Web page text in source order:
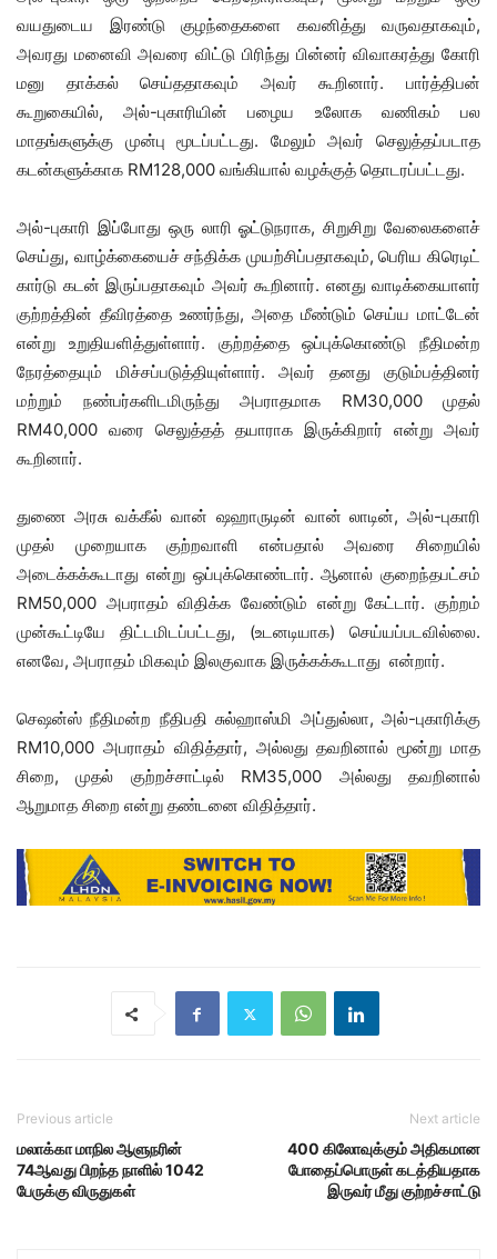
வயதுடைய இரண்டு குழந்தைகளை கவனித்து வருவதாகவும்,
அவரது மனைவி அவரை விட்டு பிரிந்து பின்னர் விவாகரத்து கோரி
மனு தாக்கல் செய்ததாகவும் அவர் கூறினார். பார்த்திபன்
கூறுகையில், அல்-புகாரியின் பழைய உலோக வணிகம் பல
மாதங்களுக்கு முன்பு மூடப்பட்டது. மேலும் அவர் செலுத்தப்படாத
கடன்களுக்காக RM128,000 வங்கியால் வழக்குத் தொடரப்பட்டது.
அல்-புகாரி இப்போது ஒரு லாரி ஓட்டுநராக, சிறுசிறு வேலைகளைச்
செய்து, வாழ்க்கையைச் சந்திக்க முயற்சிப்பதாகவும், பெரிய கிரெடிட்
கார்டு கடன் இருப்பதாகவும் அவர் கூறினார். எனது வாடிக்கையாளர்
குற்றத்தின் தீவிரத்தை உணர்ந்து, அதை மீண்டும் செய்ய மாட்டேன்
என்று உறுதியளித்துள்ளார். குற்றத்தை ஒப்புக்கொண்டு நீதிமன்ற
நேரத்தையும் மிச்சப்படுத்தியுள்ளார். அவர் தனது குடும்பத்தினர்
மற்றும் நண்பர்களிடமிருந்து அபராதமாக RM30,000 முதல்
RM40,000 வரை செலுத்தத் தயாராக இருக்கிறார் என்று அவர்
கூறினார்.
துணை அரசு வக்கீல் வான் ஷஹாருடின் வான் லாடின், அல்-புகாரி
முதல் முறையாக குற்றவாளி என்பதால் அவரை சிறையில்
அடைக்கக்கூடாது என்று ஒப்புக்கொண்டார். ஆனால் குறைந்தபட்சம்
RM50,000 அபராதம் விதிக்க வேண்டும் என்று கேட்டார். குற்றம்
முன்கூட்டியே திட்டமிடப்பட்டது, (உடனடியாக) செய்யப்படவில்லை.
எனவே, அபராதம் மிகவும் இலகுவாக இருக்கக்கூடாது என்றார்.
செஷன்ஸ் நீதிமன்ற நீதிபதி சுல்ஹாஸ்மி அப்துல்லா, அல்-புகாரிக்கு
RM10,000 அபராதம் விதித்தார், அல்லது தவறினால் மூன்று மாத
சிறை, முதல் குற்றச்சாட்டில் RM35,000 அல்லது தவறினால்
ஆறுமாத சிறை என்று தண்டனை விதித்தார்.
Previous article
மலாக்கா மாநில ஆளுநரின்
74ஆவது பிறந்த நாளில் 1042
பேருக்கு விருதுகள்
Next article
400 கிலோவுக்கும் அதிகமான
போதைப்பொருள் கடத்தியதாக
இருவர் மீது குற்றச்சாட்டு